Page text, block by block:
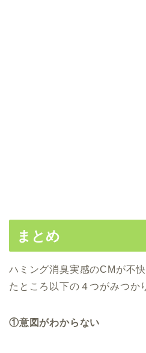
まとめ
ハミング消臭実感のCMが不
たところ以下の４つがみつか
①意図がわからない